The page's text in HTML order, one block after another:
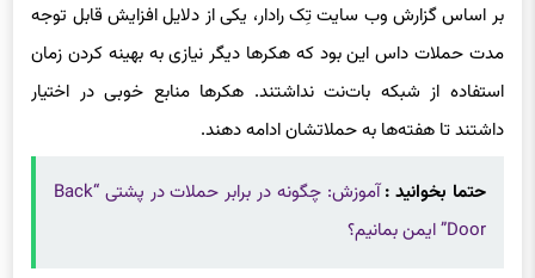
بر اساس گزارش وب سایت تِک رادار، یکی از دلایل افزایش قابل توجه
مدت حملات داس این بود که هکرها دیگر نیازی به بهینه کردن زمان
استفاده از شبکه بات‌نت نداشتند. هکرها منابع خوبی در اختیار
داشتند تا هفته‌ها به حملاتشان ادامه دهند.
حتما بخوانید :
آموزش: چگونه در برابر حملات در پشتی “Back
Door” ایمن بمانیم؟